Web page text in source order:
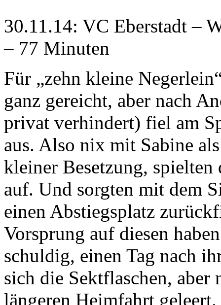
30.11.14: VC Eberstadt –
– 77 Minuten
Für „zehn kleine
ganz gereicht, aber nach
privat verhindert) fiel am
aus. Also nix mit Sabine
kleiner Besetzung,
auf. Und sorgten mit dem
einen Abstiegsplatz
Vorsprung auf diesen
schuldig, einen Tag nach
sich die Sektflaschen, aber
längeren Heimfahrt geleert.